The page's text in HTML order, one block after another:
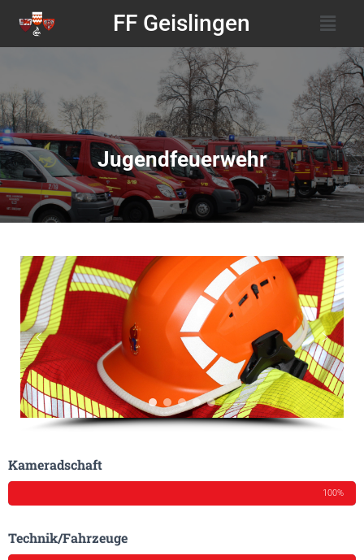
FF Geislingen
Jugendfeuerwehr
Kameradschaft
100%
Technik/Fahrzeuge